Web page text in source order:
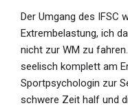
Der Umgang des IFSC
Extrembelastung, ich
nicht zur WM zu
seelisch komplett am
Sportpsychologin zur
schwere Zeit half und